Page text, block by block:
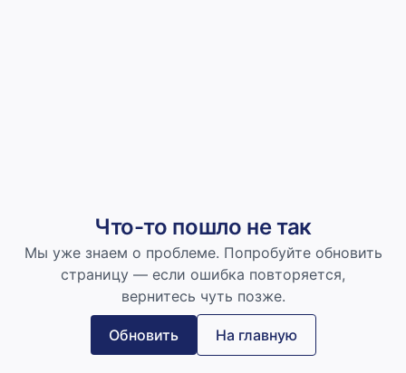
Что-то пошло не так
Мы уже знаем о проблеме. Попробуйте обновить
страницу — если ошибка повторяется,
вернитесь чуть позже.
Обновить На главную